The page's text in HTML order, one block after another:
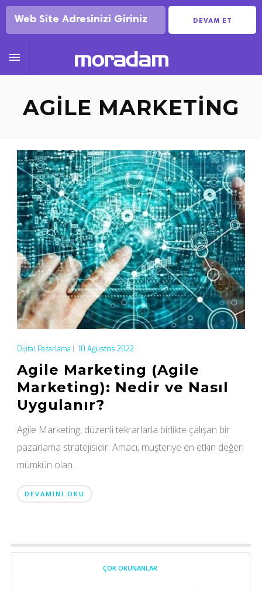
DEVAM ET

AGILE MARKETING
Dijital Pazarlama 10 Ağustos 2022
Agile Marketing (Agile
Marketing): Nedir ve Nasıl
Uygulanır?
Agile Marketing, düzenli tekrarlarla birlikte çalışan bir
pazarlama stratejisidir. Amacı, müşteriye en etkin değeri
mümkün olan...
DEVAMINI OKU
ÇOK OKUNANLAR